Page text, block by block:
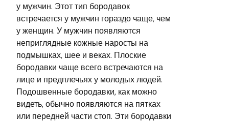
у мужчин. Этот тип бородавок
встречается у мужчин гораздо чаще, чем
у женщин. У мужчин появляются
неприглядные кожные наросты на
подмышках, шее и веках. Плоские
бородавки чаще всего встречаются на
лице и предплечьях у молодых людей.
Подошвенные бородавки, как можно
видеть, обычно появляются на пятках
или передней части стоп. Эти бородавки